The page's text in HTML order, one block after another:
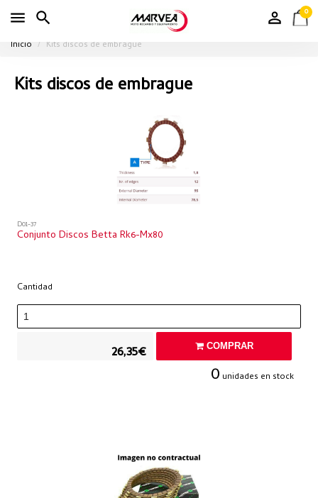
0
Inicio Kits discos de embrague
Kits discos de embrague
D01-37
Conjunto Discos Betta Rk6-Mx80
Cantidad
26,35€ COMPRAR
0 unidades en stock